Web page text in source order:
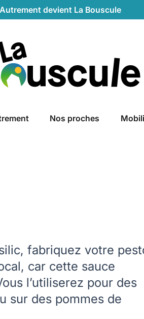
devient La Bouscule
Nos proches
fabriquez votre
car cette sauce
l’utiliserez pour des
sur des pommes de